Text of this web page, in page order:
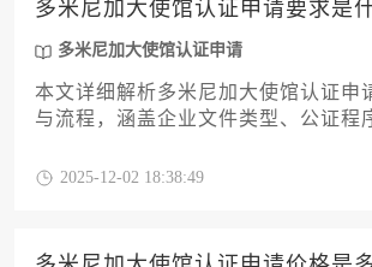
案，帮助企业在涉外商业活动中实现
率最优的认证目标。
多米尼加大使馆认证申请要求是
多米尼加大使馆认证申请
本文详细解析多米尼加大使馆认证申
与流程，涵盖企业文件类型、公证程
际需求，提供材料准备、时间规划及
2025-12-02 18:38:49